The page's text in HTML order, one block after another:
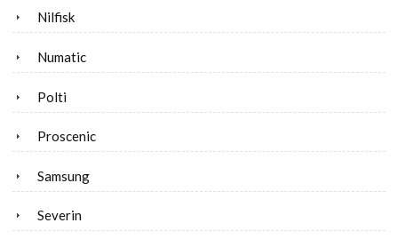
Nilfisk
Numatic
Polti
Proscenic
Samsung
Severin